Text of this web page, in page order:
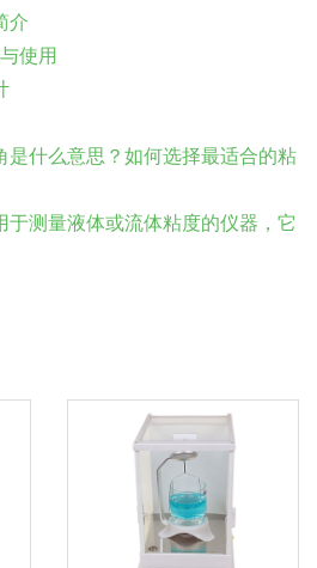
介
使用
是什么意思？如何选择最适合的粘
于测量液体或流体粘度的仪器，它